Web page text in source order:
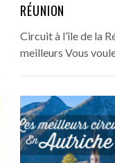
RÉUNION
Circuit à l’île de la
meilleurs Vous